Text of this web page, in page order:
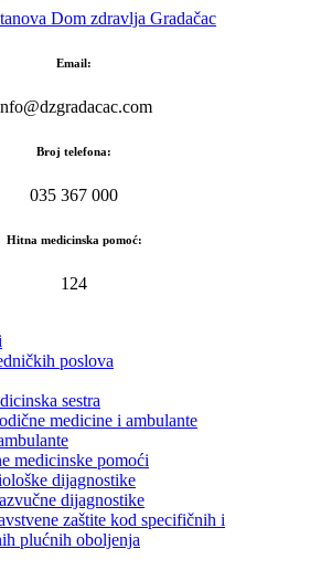
Email:
Broj telefona:
035 367 000
Hitna medicinska pomoć:
124
poslova
sestra
medicine i ambulante
medicinske pomoći
dijagnostike
dijagnostike
zaštite kod specifičnih i
plućnih oboljenja